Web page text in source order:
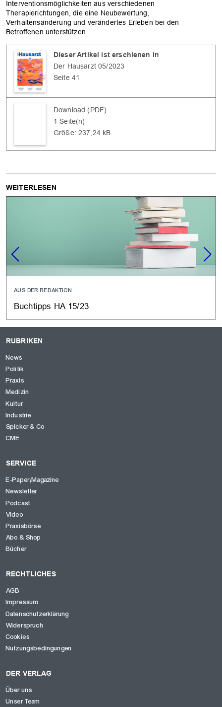
Interventionsmöglichkeiten aus verschiedenen
Therapierichtungen, die eine Neubewertung,
Verhaltensänderung und verändertes Erleben bei den
Betroffenen unterstützen.
Dieser Artikel ist erschienen in
Der Hausarzt 05/2023
Seite 41
Download (PDF)
1 Seite(n)
Größe: 237,24 kB
WEITERLESEN
AUS DER REDAKTION
Buchtipps HA 15/23
RUBRIKEN
News
Politik
Praxis
Medizin
Kultur
Industrie
Spicker & Co
CME
SERVICE
E-Paper/Magazine
Newsletter
Podcast
Video
Praxisbörse
Abo & Shop
Bücher
RECHTLICHES
AGB
Impressum
Datenschutzerklärung
Widerspruch
Cookies
Nutzungsbedingungen
DER VERLAG
Über uns
Unser Team